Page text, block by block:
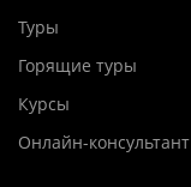
Туры
Горящие туры
Курсы
Онлайн-консультант